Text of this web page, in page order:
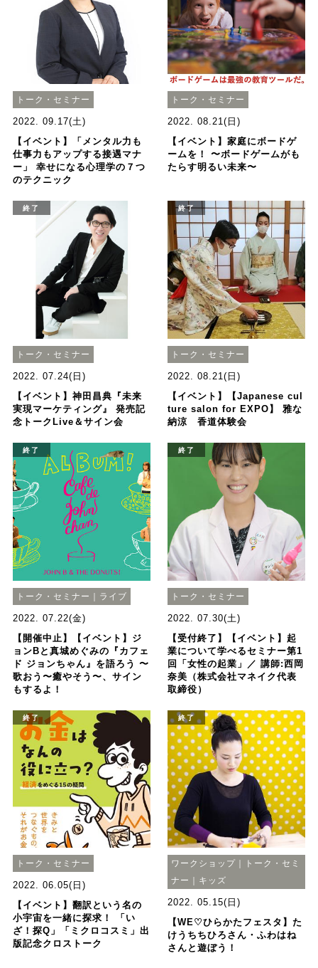
トーク・セミナー
2022. 09.17(土)
【イベント】「メンタル力も
仕事力もアップする接遇マナ
ー」 幸せになる心理学の７つ
のテクニック
トーク・セミナー
2022. 08.21(日)
【イベント】家庭にボードゲ
ームを！ 〜ボードゲームがも
たらす明るい未来〜
終了
トーク・セミナー
2022. 07.24(日)
【イベント】神田昌典『未来
実現マーケティング』 発売記
念トークLive＆サイン会
終了
トーク・セミナー
2022. 08.21(日)
【イベント】【Japanese cul
ture salon for EXPO】 雅な
納涼 香道体験会
終了
トーク・セミナー｜ライブ
2022. 07.22(金)
【開催中止】【イベント】ジ
ョンBと真城めぐみの『カフェ
ド ジョンちゃん』を語ろう 〜
歌おう〜癒やそう〜、サイン
もするよ！
終了
トーク・セミナー
2022. 07.30(土)
【受付終了】【イベント】起
業について学べるセミナー第1
回「女性の起業」／ 講師:西岡
奈美（株式会社マネイク代表
取締役）
終了
トーク・セミナー
2022. 06.05(日)
【イベント】翻訳という名の
小宇宙を一緒に探求！ 「い
ざ！探Q」「ミクロコスミ」出
版記念クロストーク
終了
ワークショップ｜トーク・セミ
ナー｜キッズ
2022. 05.15(日)
【WE♡ひらかたフェスタ】た
けうちちひろさん・ふわはね
さんと遊ぼう！